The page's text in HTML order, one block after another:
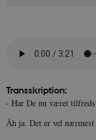
Transskription:
- Har De nu været tilfreds
Åh ja. Det er vel